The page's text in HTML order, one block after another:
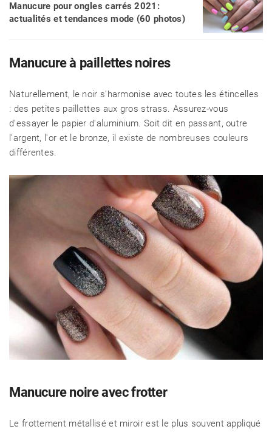
Manucure pour ongles carrés 2021:
actualités et tendances mode (60 photos)
Manucure à paillettes noires
Naturellement, le noir s'harmonise avec toutes les étincelles
: des petites paillettes aux gros strass. Assurez-vous
d'essayer le papier d'aluminium. Soit dit en passant, outre
l'argent, l'or et le bronze, il existe de nombreuses couleurs
différentes.
Manucure noire avec frotter
Le frottement métallisé et miroir est le plus souvent appliqué